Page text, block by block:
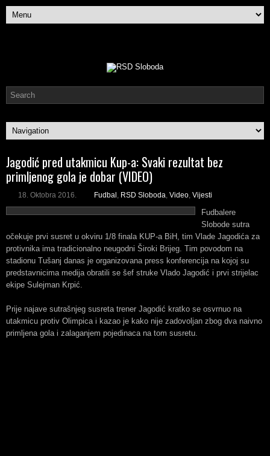
Jagodić pred utakmicu Kup-a: Svaki rezultat bez
primljenog gola je dobar (VIDEO)
18. Oktobra 2016. Fudbal , RSD Sloboda, Video, Vijesti
Fudbalere
Slobode sutra
očekuje prvi susret u okviru 1/8 finala KUP-a BiH, tim Vlade Jagodića za
protivnika ima tradicionalno neugodni Široki Brijeg. Tim povodom na
stadionu Tušanj danas je organizovana press konferencija na kojoj su
predstavnicima medija obratili se šef struke Vlado Jagodić i prvi strijelac
ekipe Sulejman Krpić.
Prije najave sutrašnjeg susreta trener Jagodić kratko se osvrnuo na
utakmicu protiv Olimpica i kazao je kako nije zadovoljan zbog dva naivno
primljena gola i zalaganjem pojedinaca na tom susretu.